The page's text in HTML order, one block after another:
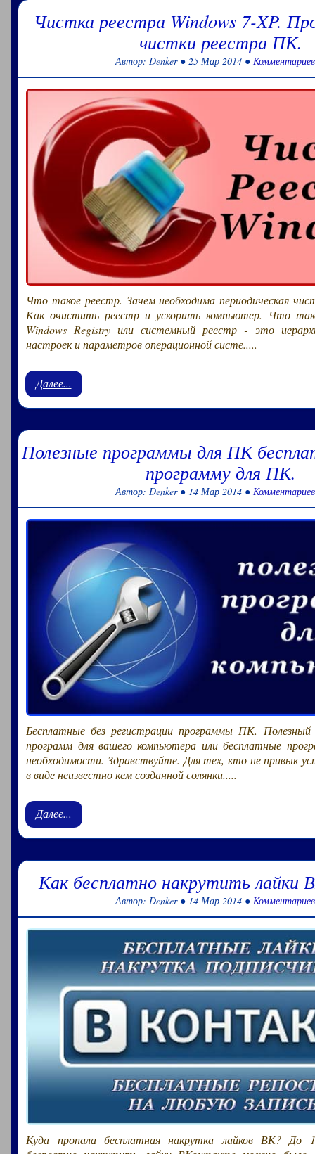
Чистка реестра Windows 7-XP.
чистки реестра ПК.
Автор: Denker ● 25 Мар 2014 ●
Что такое реестр. Зачем необходима периодическая
Как очистить реестр и ускорить компьютер. Что
Windows Registry или системный реестр - это
настроек и параметров операционной систе.....
Далее...
Полезные программы для ПК
программу для ПК.
Автор: Denker ● 14 Мар 2014 ●
Бесплатные без регистрации программы ПК.
программ для вашего компьютера или бесплатные
необходимости. Здравствуйте. Для тех, кто не привык
в виде неизвестно кем созданной солянки.....
Далее...
Как бесплатно накрутить лайки
Автор: Denker ● 14 Мар 2014 ●
Куда пропала бесплатная накрутка лайков ВК? До